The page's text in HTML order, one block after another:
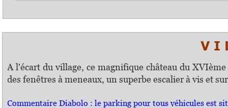
V I
A l'écart du village, ce magnifique château du
des fenêtres à meneaux, un superbe escalier à vis et
Commentaire Diabolo : le parking pour tous véhicules est